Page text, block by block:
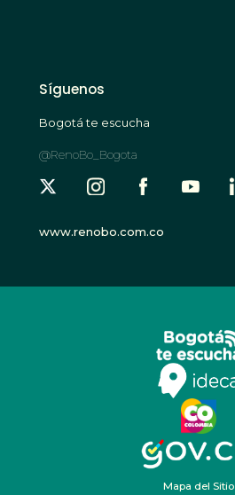
Síguenos
Bogotá te escucha
@RenoBo_Bogota
www.renobo.com.co
Mapa del Sitio